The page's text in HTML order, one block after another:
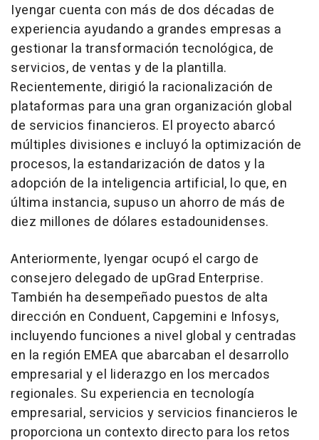
Iyengar cuenta con más de dos décadas de
experiencia ayudando a grandes empresas a
gestionar la transformación tecnológica, de
servicios, de ventas y de la plantilla.
Recientemente, dirigió la racionalización de
plataformas para una gran organización global
de servicios financieros. El proyecto abarcó
múltiples divisiones e incluyó la optimización de
procesos, la estandarización de datos y la
adopción de la inteligencia artificial, lo que, en
última instancia, supuso un ahorro de más de
diez millones de dólares estadounidenses.
Anteriormente, Iyengar ocupó el cargo de
consejero delegado de upGrad Enterprise.
También ha desempeñado puestos de alta
dirección en Conduent, Capgemini e Infosys,
incluyendo funciones a nivel global y centradas
en la región EMEA que abarcaban el desarrollo
empresarial y el liderazgo en los mercados
regionales. Su experiencia en tecnología
empresarial, servicios y servicios financieros le
proporciona un contexto directo para los retos